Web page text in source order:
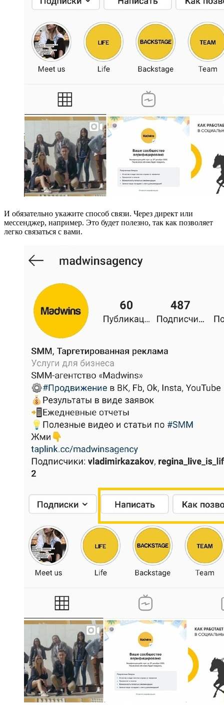
И обязательно укажите способ связи. Через директ или
мессенджер, например. Это будет полезно, так как позволяет
легко связаться с вами.